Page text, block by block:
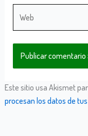
Este sitio usa Akismet
procesan los datos de